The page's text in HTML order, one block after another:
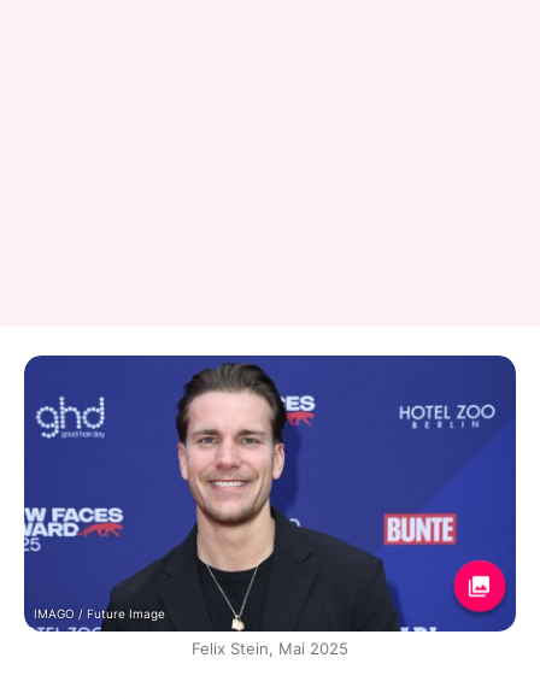
IMAGO / Future Image
Felix Stein, Mai 2025